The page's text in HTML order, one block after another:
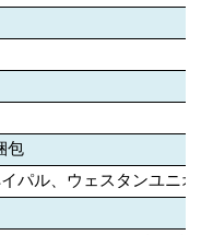
包
イパル、ウェスタンユニオ